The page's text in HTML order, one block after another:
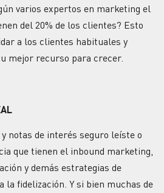
varios expertos en marketing el
del 20% de los clientes? Esto
a los clientes habituales y
mejor recurso para crecer.
notas de interés seguro leíste o
que tienen el inbound marketing,
y demás estrategias de
la fidelización. Y si bien muchas de